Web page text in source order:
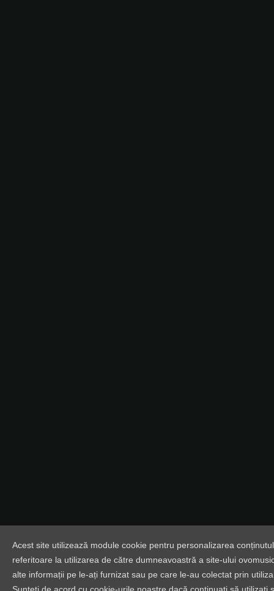
Acest site utilizează module cookie pentru personalizarea
referitoare la utilizarea de către dumneavoastră a site-ului
alte informații pe le-ați furnizat sau pe care le-au colectat prin